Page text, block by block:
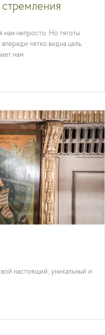
нам непросто. Но тяготы
чётко видна цель.
нам
настоящий, уникальный и